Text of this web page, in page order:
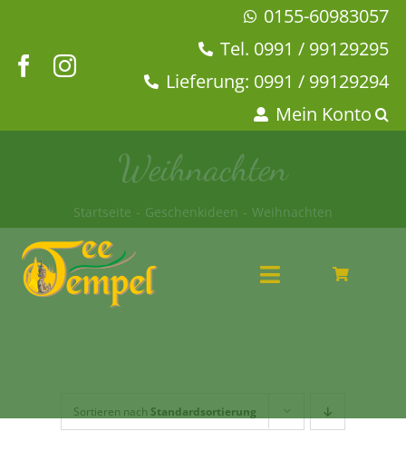
springen
0155-60983057
Tel. 0991 / 99129295
Lieferung: 0991 / 99129294
Mein Konto
Toggle
Geschirr
Weihnachten
Startseite Geschenkideen Weihnachten
Sortieren nach Standardsortierung